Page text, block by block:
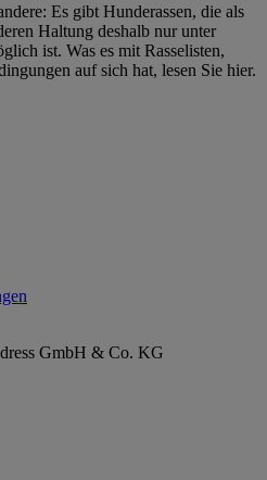
Es gibt Hunderassen, die als
Haltung deshalb nur unter
ist. Was es mit Rasselisten,
auf sich hat, lesen Sie hier.
GmbH & Co. KG